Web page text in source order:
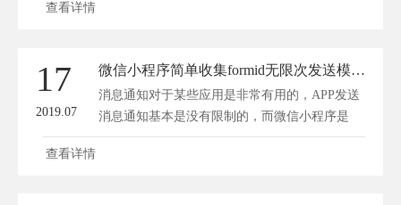
查看详情
17
2019.07
微信小程序简单收集formid无限次发送模板消息
消息通知对于某些应用是非常有用的，APP发送
消息通知基本是没有限制的，而微信小程序是
通...
查看详情